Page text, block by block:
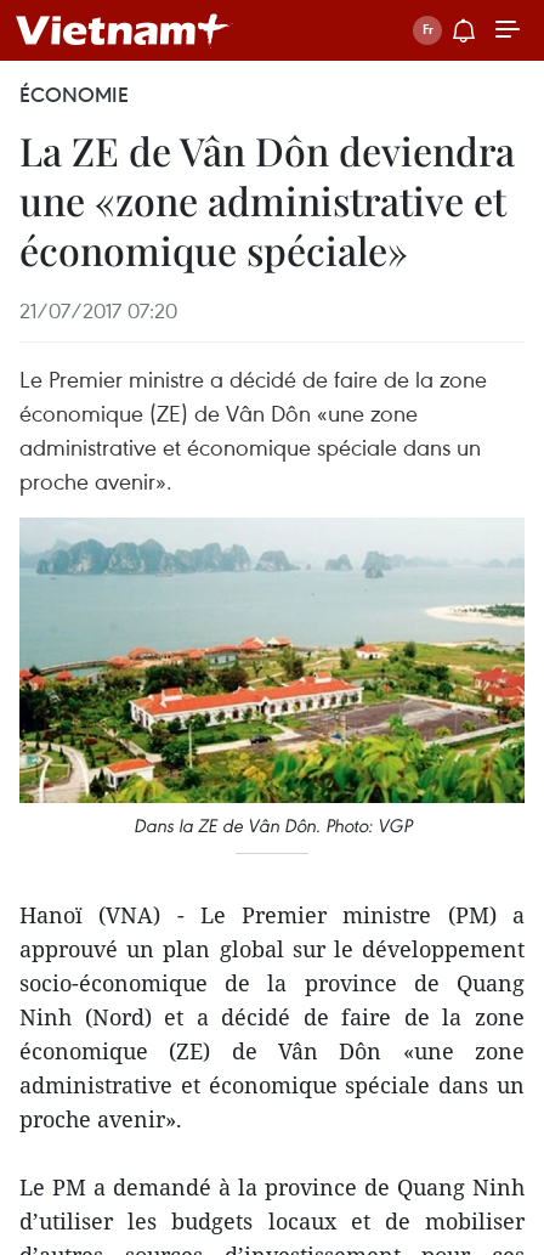
ÉCONOMIE
La ZE de Vân Dôn deviendra
une «zone administrative et
économique spéciale»
21/07/2017 07:20
Le Premier ministre a décidé de faire de la zone
économique (ZE) de Vân Dôn «une zone
administrative et économique spéciale dans un
proche avenir».
Dans la ZE de Vân Dôn. Photo: VGP
Hanoï (VNA) - Le Premier ministre (PM) a
approuvé un ​plan global sur le développement
socio-économique de la province de Quang
Ninh (Nord) et a décidé de faire de la zone
économique (ZE) de Vân Dôn «une zone
administrative et économique spéciale dans un
proche avenir».
Le PM a demandé à la province de Quang Ninh
d’utiliser les budgets locaux et de mobiliser